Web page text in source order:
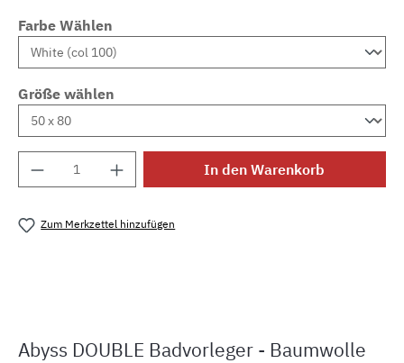
Farbe Wählen
Größe wählen
Produkt Anzahl: Gib den gewünschten
In den Warenkorb
Zum Merkzettel hinzufügen
Abyss DOUBLE Badvorleger - Baumwolle